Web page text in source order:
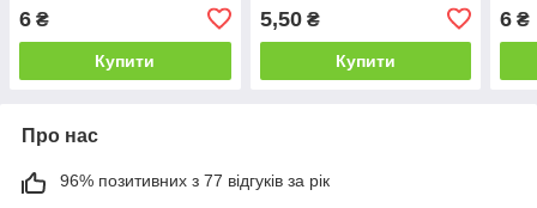
6 ₴
Купити
5,50₴
Купити
6 ₴
Про нас
96% позитивних з 77 відгуків за рік